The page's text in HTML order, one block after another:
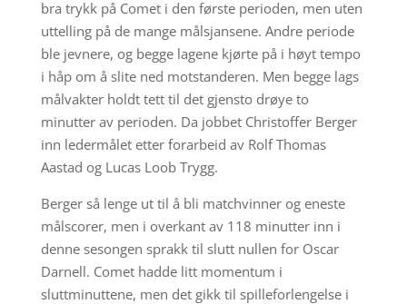
bra trykk på Comet i den første perioden, men uten
uttelling på de mange målsjansene. Andre periode
ble jevnere, og begge lagene kjørte på i høyt tempo
i håp om å slite ned motstanderen. Men begge lags
målvakter holdt tett til det gjensto drøye to
minutter av perioden. Da jobbet Christoffer Berger
inn ledermålet etter forarbeid av Rolf Thomas
Aastad og Lucas Loob Trygg.
Berger så lenge ut til å bli matchvinner og eneste
målscorer, men i overkant av 118 minutter inn i
denne sesongen sprakk til slutt nullen for Oscar
Darnell. Comet hadde litt momentum i
sluttminuttene, men det gikk til spilleforlengelse i